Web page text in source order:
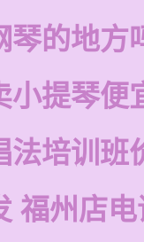
琴的地方
小提琴便
法培训班
福州店